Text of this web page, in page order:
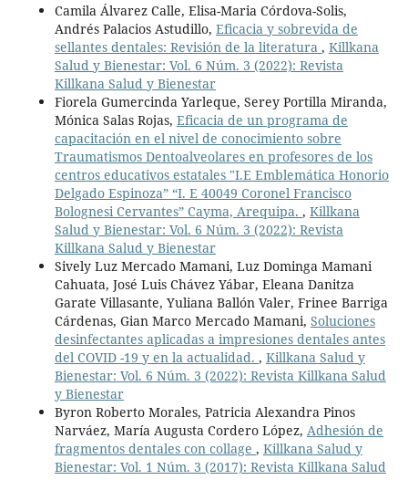
Camila Álvarez Calle, Elisa-Maria Córdova-Solis,
Andrés Palacios Astudillo, Eficacia y sobrevida de
sellantes dentales: Revisión de la literatura , Killkana
Salud y Bienestar: Vol. 6 Núm. 3 (2022): Revista
Killkana Salud y Bienestar
Fiorela Gumercinda Yarleque, Serey Portilla Miranda,
Mónica Salas Rojas, Eficacia de un programa de
capacitación en el nivel de conocimiento sobre
Traumatismos Dentoalveolares en profesores de los
centros educativos estatales "I.E Emblemática Honorio
Delgado Espinoza” “I. E 40049 Coronel Francisco
Bolognesi Cervantes” Cayma, Arequipa. , Killkana
Salud y Bienestar: Vol. 6 Núm. 3 (2022): Revista
Killkana Salud y Bienestar
Sively Luz Mercado Mamani, Luz Dominga Mamani
Cahuata, José Luis Chávez Yábar, Eleana Danitza
Garate Villasante, Yuliana Ballón Valer, Frinee Barriga
Cárdenas, Gian Marco Mercado Mamani, Soluciones
desinfectantes aplicadas a impresiones dentales antes
del COVID -19 y en la actualidad. , Killkana Salud y
Bienestar: Vol. 6 Núm. 3 (2022): Revista Killkana Salud
y Bienestar
Byron Roberto Morales, Patricia Alexandra Pinos
Narváez, María Augusta Cordero López, Adhesión de
fragmentos dentales con collage , Killkana Salud y
Bienestar: Vol. 1 Núm. 3 (2017): Revista Killkana Salud